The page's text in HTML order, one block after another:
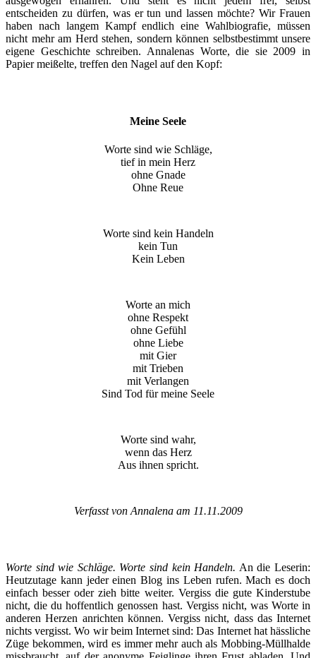
entscheiden zu dürfen, was er tun und lassen möchte? Wir Frauen
haben nach langem Kampf endlich eine Wahlbiografie, müssen
nicht mehr am Herd stehen, sondern können selbstbestimmt unsere
eigene Geschichte schreiben. Annalenas Worte, die sie 2009 in
Papier meißelte, treffen den Nagel auf den Kopf:
Meine Seele
Worte sind wie Schläge,
tief in mein Herz
ohne Gnade
Ohne Reue
Worte sind kein Handeln
kein Tun
Kein Leben
Worte an mich
ohne Respekt
ohne Gefühl
ohne Liebe
mit Gier
mit Trieben
mit Verlangen
Sind Tod für meine Seele
Worte sind wahr,
wenn das Herz
Aus ihnen spricht.
Verfasst von Annalena am 11.11.2009
Worte sind wie Schläge. Worte sind kein Handeln. An die Leserin:
Heutzutage kann jeder einen Blog ins Leben rufen. Mach es doch
einfach besser oder zieh bitte weiter. Vergiss die gute Kinderstube
nicht, die du hoffentlich genossen hast. Vergiss nicht, was Worte in
anderen Herzen anrichten können. Vergiss nicht, dass das Internet
nichts vergisst. Wo wir beim Internet sind: Das Internet hat hässliche
Züge bekommen, wird es immer mehr auch als Mobbing-Müllhalde